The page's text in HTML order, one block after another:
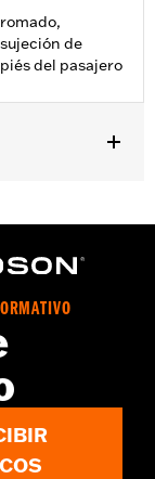
de
del pasajero
www.h-